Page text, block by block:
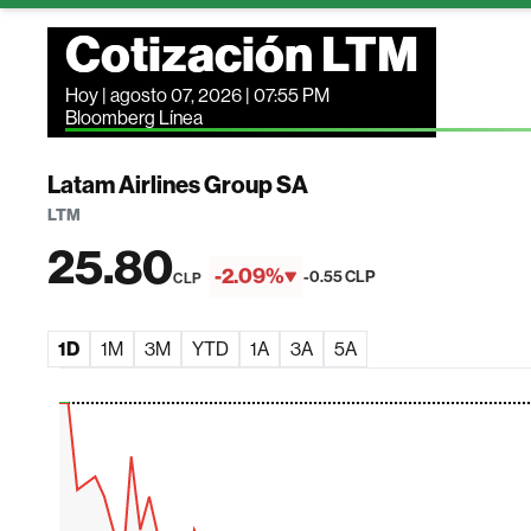
Cotización LTM
Hoy | agosto 07, 2026 | 07:55 PM
Bloomberg Línea
Latam Airlines Group SA
LTM
25.80CLP -2.09% -0.55 CLP
1D 1M 3M YTD 1A 3A 5A